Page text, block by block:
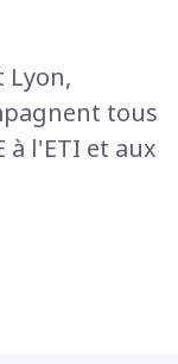
Lyon,
tous
à l'ETI et aux